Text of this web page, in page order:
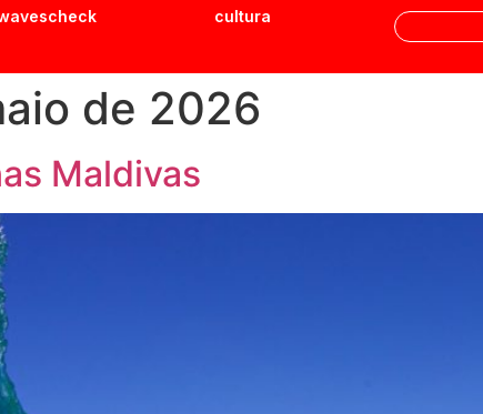
cultura
de 2026
Maldivas